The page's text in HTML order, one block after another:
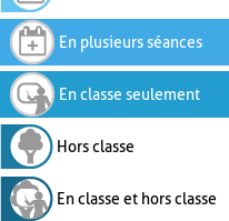
En plusieurs séances
En classe seulement
Hors classe
En classe et hors classe